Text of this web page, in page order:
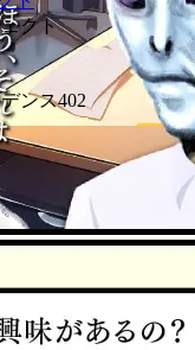
クト
ンス402